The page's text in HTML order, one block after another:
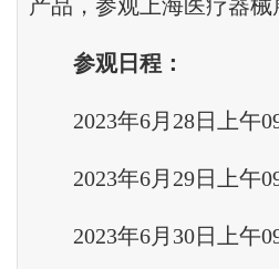
产品，参观上海医疗器
参观日程 ：
2023年6月28日上午09
2023年6月29日上午09
2023年6月30日上午09